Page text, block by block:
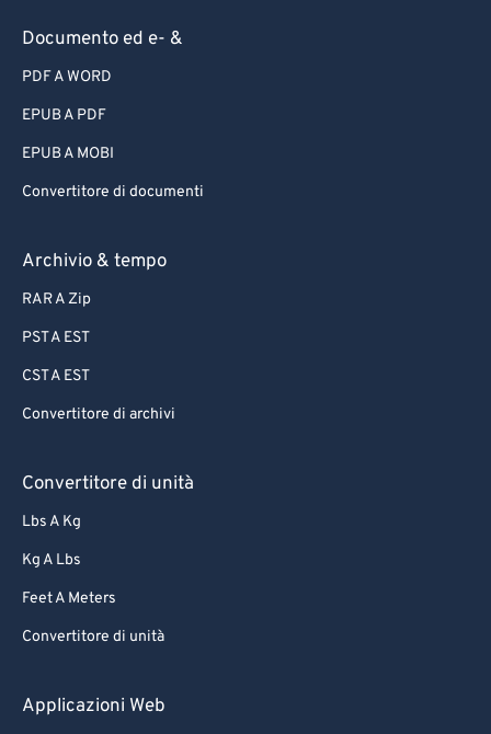
Documento ed e- &
PDF A WORD
EPUB A PDF
EPUB A MOBI
Convertitore di documenti
Archivio & tempo
RAR A Zip
PST A EST
CST A EST
Convertitore di archivi
Convertitore di unità
Lbs A Kg
Kg A Lbs
Feet A Meters
Convertitore di unità
Applicazioni Web